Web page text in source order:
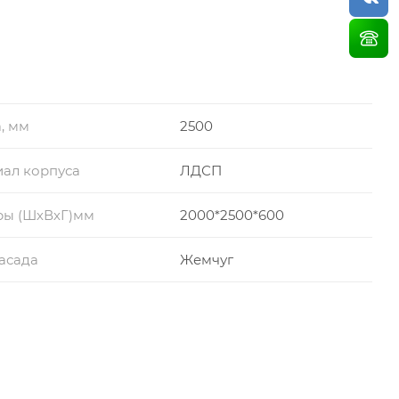
мм 2500
корпуса ЛДСП
(ШхВхГ)мм 2000*2500*600
Жемчуг